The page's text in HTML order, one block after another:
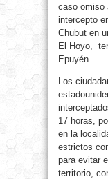
caso omiso
intercepto
Chubut en
El Hoyo,
Epuyén.
Los
17 horas,
en la
estrictos
para evitar
territorio,